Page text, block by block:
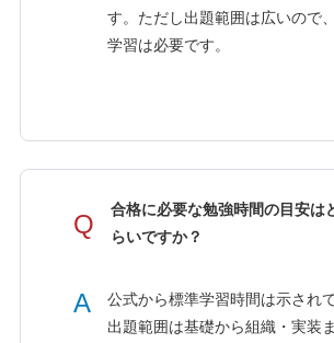
す。ただし出題範囲は広いので
学習は必要です。
Q
合格に必要な勉強時間の目安は
らいですか？
A
公式から標準学習時間は示され
出題範囲は基礎から組織・実装